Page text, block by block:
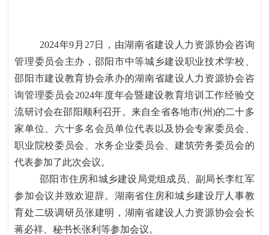
2024年9月27日，由湖南省建设人力资源协会咨询
管理委员会主办，邵阳市中等城乡建设职业技术学校、
邵阳市建设教育协会承办的湖南省建设人力资源协会咨
询管理委员会2024年度年会暨建设教育培训工作经验交
流研讨会在邵阳顺利召开。来自全省各地市(州)的二十多
家单位、六十多名会员单位代表以及协会专家委员会、
职业院校委员会、水务企业委员会、建筑劳务委员会的
代表参加了此次会议。
邵阳市住房和城乡建设局党组成员、副局长李红军
参加会议并致欢迎辞。湖南省住房和城乡建设厅人事教
育处二级调研员张建明，湖南省建设人力资源协会会长
蒋必祥、秘书长张利等参加会议。